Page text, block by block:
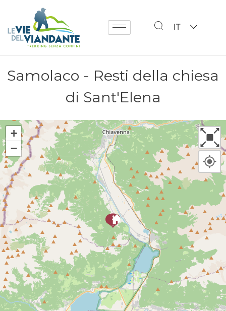
IT
Samolaco - Resti della chiesa
di Sant'Elena
+
−